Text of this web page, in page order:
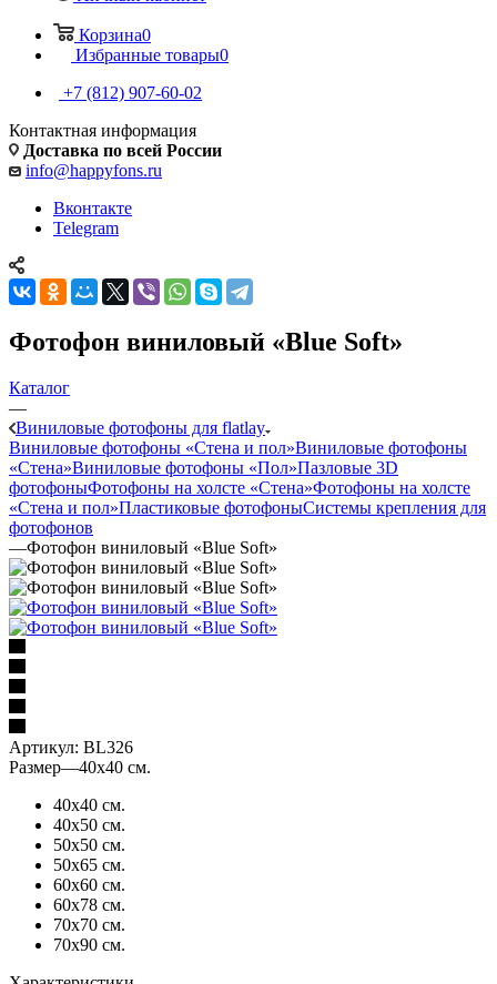
Корзина0
Избранные товары0
+7 (812) 907-60-02
Контактная информация
Доставка по всей России
info@happyfons.ru
Вконтакте
Telegram
Фотофон виниловый «Blue Soft»
Каталог
—
Виниловые фотофоны для flatlay
Виниловые фотофоны «Стена и пол»Виниловые фотофоны
«Стена»Виниловые фотофоны «Пол»Пазловые 3D
фотофоныФотофоны на холсте «Стена»Фотофоны на холсте
«Стена и пол»Пластиковые фотофоныСистемы крепления для
фотофонов
—Фотофон виниловый «Blue Soft»
Артикул: BL326
Размер—40х40 см.
40х40 см.
40х50 см.
50х50 см.
50х65 см.
60х60 см.
60х78 см.
70х70 см.
70х90 см.